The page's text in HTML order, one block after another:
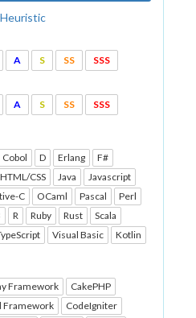
A S SS SSS
A S SS SSS
Cobol D Erlang
F#
HTML/CSS Java
Javascript
C OCaml Pascal
Perl
R Ruby Rust
Scala
Visual Basic Kotlin
Framework
CakePHP
Framework
CodeIgniter